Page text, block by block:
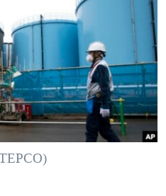
CỦA MỸ: QUÁ KHỨ VÀ HIỆN
DẢI GAZA
ĐƯỜNG